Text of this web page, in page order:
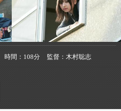
時間 108分 監督
木村聡志